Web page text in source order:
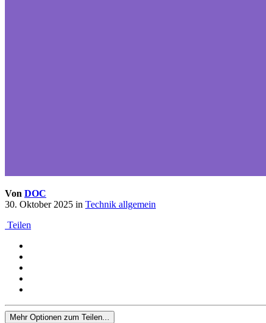
Von DOC
30. Oktober 2025 in Technik allgemein
Teilen
Mehr Optionen zum Teilen...